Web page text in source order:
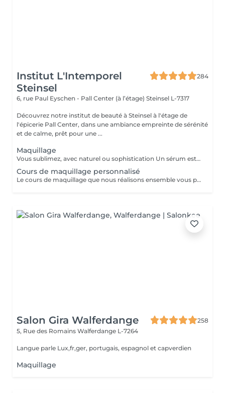
Institut L'Intemporel
Steinsel
284
6, rue Paul Eyschen - Pall Center (à l’étage) Steinsel L-7317
Découvrez notre institut de beauté à Steinsel à l'étage de
l'épicerie Pall Center, dans une ambiance empreinte de sérénité
et de calme, prêt pour une ...
Maquillage
Vous sublimez, avec naturel ou sophistication Un sérum est appliqué avant le maquillage afin de fixer celui ci Possibilité d'ajouter avant le maquillage de la radio fréquence qui va lisser et défatiguer vos traits pour un rendu encore plus lumineux
Cours de maquillage personnalisé
Le cours de maquillage que nous réalisons ensemble vous permet d'apprendre à réaliser un maquillage complet, naturel ou plus sophistiqué au gré de vos envies et de votre style. Nous essayerons de répondre à toutes vos questions et partagerons nos petits tips de pro ;-)
Salon Gira Walferdange
258
5, Rue des Romains Walferdange L-7264
Langue parle Lux,fr,ger, portugais, espagnol et capverdien
Maquillage